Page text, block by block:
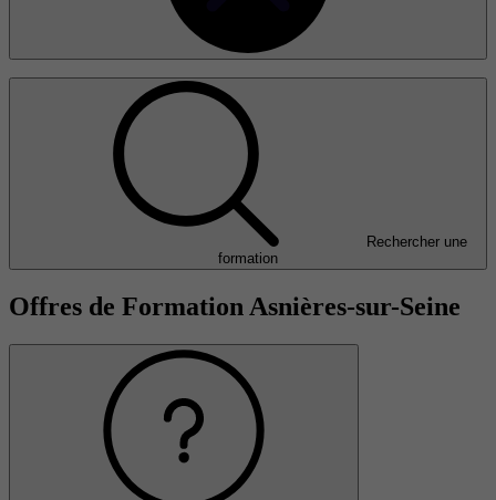
Rechercher une
formation
Offres de Formation Asnières-sur-Seine